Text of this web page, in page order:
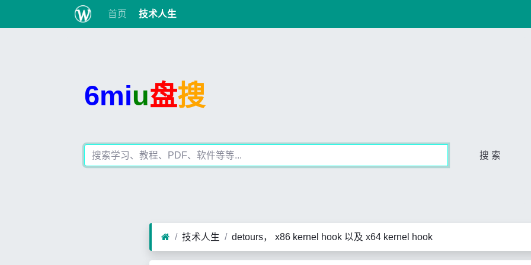
首页 技术人生
6miu盘搜
搜 索
技术人生 detours， x86 kernel hook 以及 x64 kernel hook